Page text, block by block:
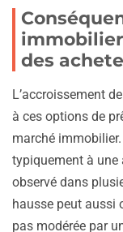
des
L’accroissement
à ces options de
marché
typiquement à une
observé dans
hausse peut aussi
pas modérée par